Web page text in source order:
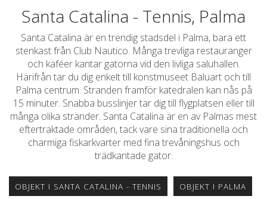
Santa Catalina - Tennis, Palma
Santa Catalina är en trendig stadsdel i Palma, bara ett
stenkast från Club Nautico. Många trevliga restauranger
och kaféer kantar gatorna vid den livliga saluhallen.
Härifrån tar du dig enkelt till konstmuseet Baluart och till
Palma centrum. Stranden framför katedralen kan nås på
15 minuter. Snabba busslinjer tar dig till flygplatsen eller till
många olika stränder. Santa Catalina är en av Palmas mest
eftertraktade områden, tack vare sina traditionella och
charmiga fiskarkvarter med fina trevåningshus och
trädkantade gator.
OBJEKT I SANTA CATALINA - TENNIS OBJEKT I PALMA